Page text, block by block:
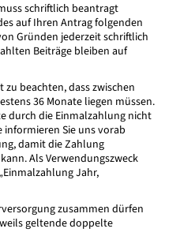
schriftlich beantragt
auf Ihren Antrag folgenden
Gründen jederzeit schriftlich
Beiträge bleiben auf
beachten, dass zwischen
36 Monate liegen müssen.
durch die Einmalzahlung nicht
Sie uns vorab
damit die Zahlung
Als Verwendungszweck
Jahr,
zusammen dürfen
geltende doppelte